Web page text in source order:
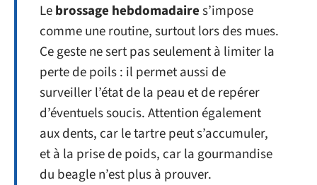
Lebrossage hebdomadaires’impose
comme une routine, surtout lors des mues.
Ce geste ne sert pas seulement à limiter la
perte de poils : il permet aussi de
surveiller l’état de la peau et de repérer
d’éventuels soucis. Attention également
aux dents, car le tartre peut s’accumuler,
et à la prise de poids, car la gourmandise
du beagle n’est plus à prouver.